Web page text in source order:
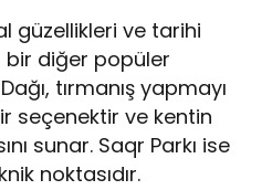
güzellikleri ve tarihi
bir diğer popüler
tırmanış yapmayı
seçenektir ve kentin
sunar. Saqr Parkı ise
noktasıdır.